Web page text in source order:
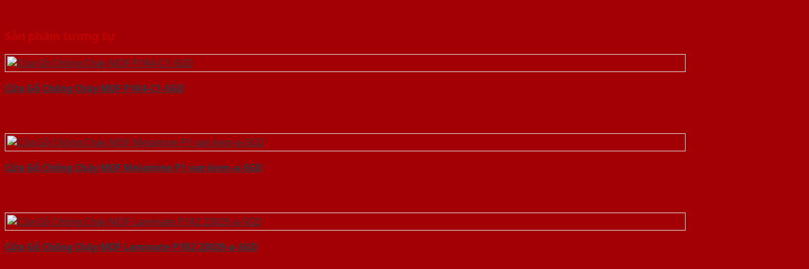
Sản phẩm tương tự
Cửa Gỗ Chống Cháy MDF P1R4-C1-SGD
Cửa Gỗ Chống Cháy MDF Melamine P1 van kem-a-SGD
Cửa Gỗ Chống Cháy MDF Laminate P1R2 23029-a-SGD